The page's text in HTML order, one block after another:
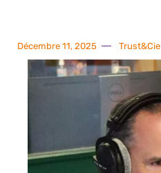
Décembre 11, 2025 Trust&Cie